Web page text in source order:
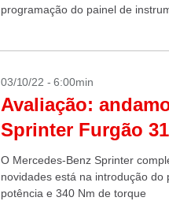
programação do painel de
03/10/22 - 6:00min
Avaliação:
Sprinter Furgão
O Mercedes-Benz Sprinter
novidades está na introdução
potência e 340 Nm de torque